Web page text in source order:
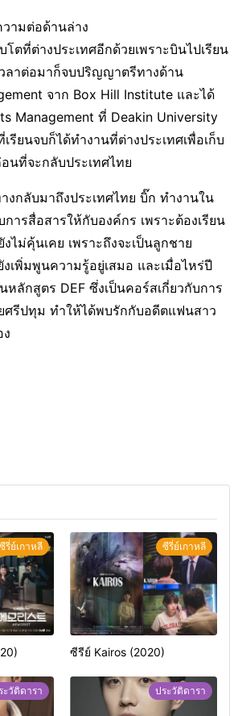
ามต่อด้านล่าง
โตที่ต่างประเทศอีกด้วยเพราะบินไปเรียน
วลาต่อมาก็จบปริญญาตรีทางด้าน
จาก Box Hill Institute และได้
Management ที่ Deakin University
รียนจบก็ได้ทำงานที่ต่างประเทศเพื่อเก็บ
นที่จะกลับประเทศไทย
งกลับมาถึงประเทศไทย บิ๊ก ทำงานใน
ารสื่อสารให้กับองค์กร เพราะต้องเรียน
ไม่คุ้นเคย เพราะถึงจะเป็นลูกชาย
เพิ่มพูนความรู้อยู่เสมอ และเมื่อไหร่ปี
หลักสูตร DEF ซึ่งเป็นคอร์สเกี่ยวกับการ
ศรีปทุม ทำให้ได้พบรักกับอดีตแฟนสาว
ซีรี่ย์เกาหลี ซีรี่ย์เกาหลี
ซีรีย์ Kairos (2020)
ะวัติดารา ประวัติดารา